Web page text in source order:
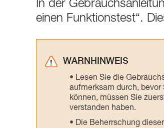
In der
einen Funktionstest“.
WARNHINWEIS
Lesen Sie die
aufmerksam durch, bevor
können, müssen Sie
verstanden haben.
Die Beherrschung